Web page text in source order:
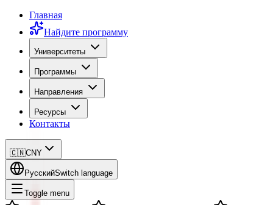
Главная
Найдите программу
Университеты
Программы
Направления
Ресурсы
Контакты
🇨🇳CNY
РусскийSwitch language
Toggle menu